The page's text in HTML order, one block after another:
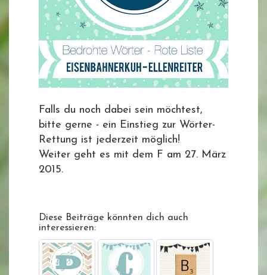
Falls du noch dabei sein möchtest,
bitte gerne - ein Einstieg zur Wörter-
Rettung ist jederzeit möglich!
Weiter geht es mit dem F am 27. März
2015.
Diese Beiträge könnten dich auch
interessieren: